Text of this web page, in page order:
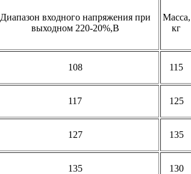
Диапазон входного напряжения при
выходном 220-20%,В
Масса,
кг
108 115
117 125
127 135
135 130